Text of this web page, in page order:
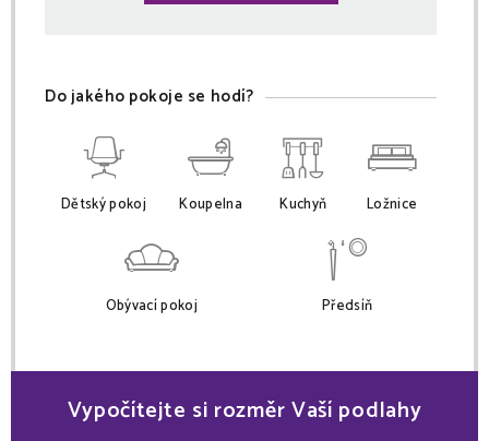
Do jakého pokoje se hodí?
Dětský pokoj Koupelna Kuchyň Ložnice
Obývací pokoj Předsíň
Vypočítejte si rozměr Vaší podlahy